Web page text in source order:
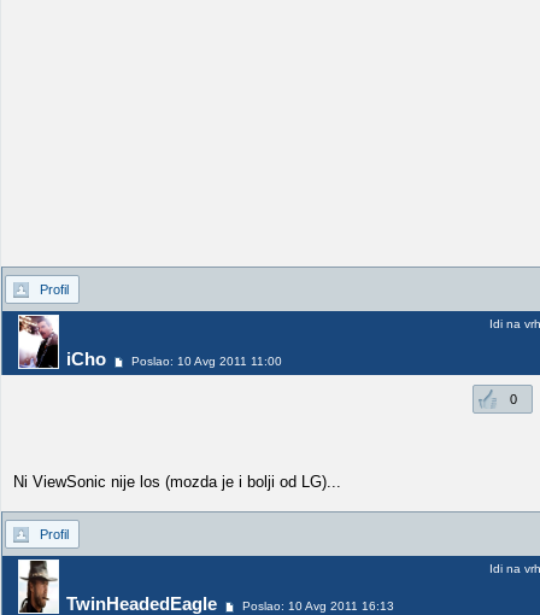
Profil
iCho Poslao: 10 Avg 2011 11:00
Idi na vrh
0
Ni ViewSonic nije los (mozda je i bolji od LG)...
Profil
TwinHeadedEagle Poslao: 10 Avg 2011 16:13
Idi na vrh